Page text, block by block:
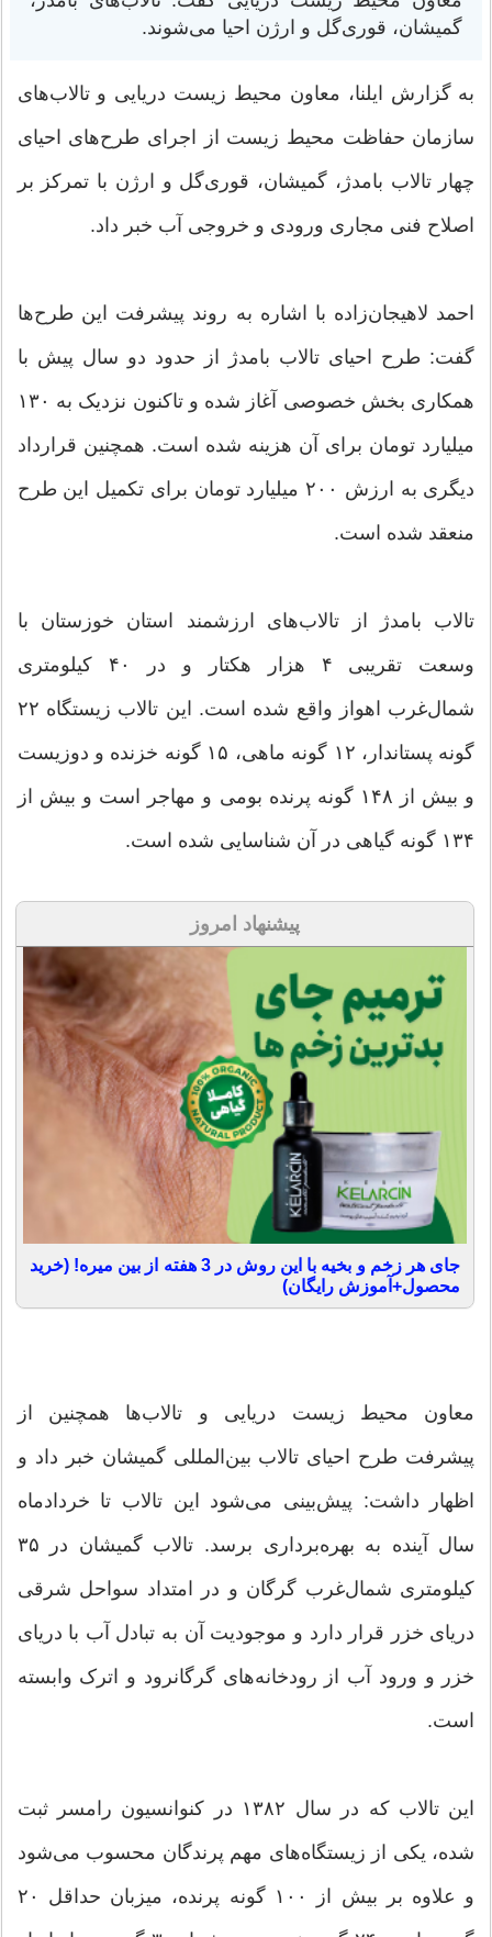
گمیشان، قوری‌گل و ارژن احیا می‌شوند.
به گزارش ایلنا، معاون محیط زیست دریایی و تالاب‌های
سازمان حفاظت محیط زیست از اجرای طرح‌های احیای
چهار تالاب بامدژ، گمیشان، قوری‌گل و ارژن با تمرکز بر
اصلاح فنی مجاری ورودی و خروجی آب خبر داد.
احمد لاهیجان‌زاده با اشاره به روند پیشرفت این طرح‌ها
گفت: طرح احیای تالاب بامدژ از حدود دو سال پیش با
همکاری بخش خصوصی آغاز شده و تاکنون نزدیک به ۱۳۰
میلیارد تومان برای آن هزینه شده است. همچنین قرارداد
دیگری به ارزش ۲۰۰ میلیارد تومان برای تکمیل این طرح
منعقد شده است.
تالاب بامدژ از تالاب‌های ارزشمند استان خوزستان با
وسعت تقریبی ۴ هزار هکتار و در ۴۰ کیلومتری
شمال‌غرب اهواز واقع شده است. این تالاب زیستگاه ۲۲
گونه پستاندار، ۱۲ گونه ماهی، ۱۵ گونه خزنده و دوزیست
و بیش از ۱۴۸ گونه پرنده بومی و مهاجر است و بیش از
۱۳۴ گونه گیاهی در آن شناسایی شده است.
پیشنهاد امروز
جای هر زخم و بخیه با این روش در 3 هفته از بین میره! (خرید
محصول+آموزش رایگان)
معاون محیط زیست دریایی و تالاب‌ها همچنین از
پیشرفت طرح احیای تالاب بین‌المللی گمیشان خبر داد و
اظهار داشت: پیش‌بینی می‌شود این تالاب تا خردادماه
سال آینده به بهره‌برداری برسد. تالاب گمیشان در ۳۵
کیلومتری شمال‌غرب گرگان و در امتداد سواحل شرقی
دریای خزر قرار دارد و موجودیت آن به تبادل آب با دریای
خزر و ورود آب از رودخانه‌های گرگانرود و اترک وابسته
است.
این تالاب که در سال ۱۳۸۲ در کنوانسیون رامسر ثبت
شده، یکی از زیستگاه‌های مهم پرندگان محسوب می‌شود
و علاوه بر بیش از ۱۰۰ گونه پرنده، میزبان حداقل ۲۰